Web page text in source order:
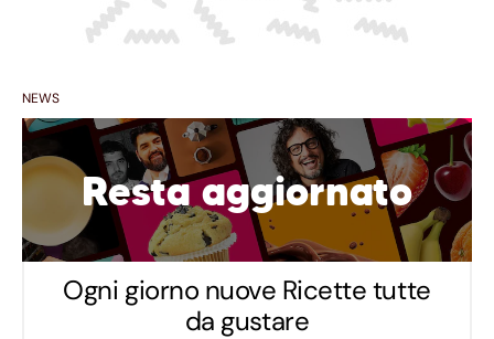
NEWS
Resta aggiornato
Ogni giorno nuove Ricette tutte
da gustare